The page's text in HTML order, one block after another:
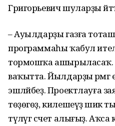
Григорьевич шуларҙы
– Ауылдарҙы газға
программаһы ҡабул
тормошҡа ашырыласаҡ.
ваҡытта. Йылдарҙы әрәмгә
эшләйбеҙ. Проектлауға
төҙөгөҙ, килешеүҙә шик
түләүгә счет алығыҙ. Аҡса